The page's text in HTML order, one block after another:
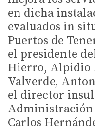
en dicha
evaluados in
Puertos de
el presidente
Hierro, Alpidio
Valverde,
el director
Administración
Carlos